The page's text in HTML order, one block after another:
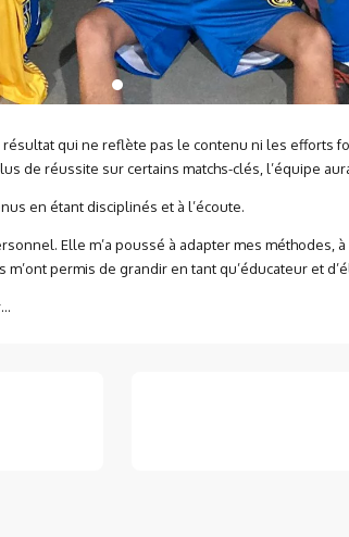
qui ne reflète pas le contenu ni les efforts
de réussite sur certains matchs-clés, l’équipe
en étant disciplinés et à l’écoute.
Elle m’a poussé à adapter mes
permis de grandir en tant qu’éducateur et